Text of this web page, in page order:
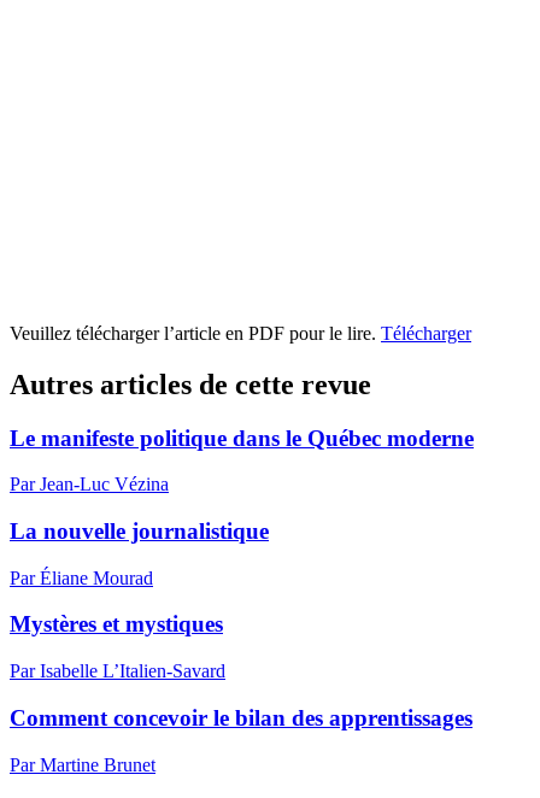
Veuillez télécharger l’article en PDF pour le lire. Télécharger
Autres articles de cette revue
Le manifeste politique dans le Québec moderne
Par Jean-Luc Vézina
La nouvelle journalistique
Par Éliane Mourad
Mystères et mystiques
Par Isabelle L’Italien-Savard
Comment concevoir le bilan des apprentissages
Par Martine Brunet